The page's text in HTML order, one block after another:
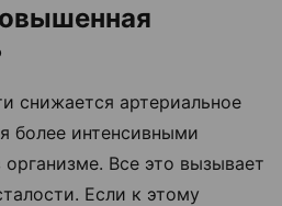
снижается артериальное
более интенсивными
Все это вызывает
Если к этому